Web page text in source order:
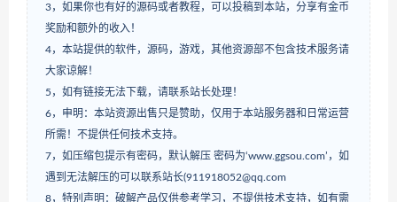
3，如果你也有好的源码或者教程，可以投稿到本站，分享有金币
奖励和额外的收入！
4，本站提供的软件，源码，游戏，其他资源部不包含技术服务请
大家谅解！
5，如有链接无法下载，请联系站长处理！
6，申明：本站资源出售只是赞助，仅用于本站服务器和日常运营
所需！不提供任何技术支持。
7，如压缩包提示有密码，默认解压 密码为‘www.ggsou.com’，如
遇到无法解压的可以联系站长(911918052@qq.com
8，特别声明：破解产品仅供参考学习，不提供技术支持，如有需